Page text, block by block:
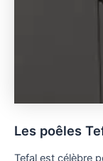
Les poêles
Tefal est célèbre